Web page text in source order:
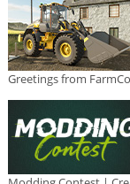
Greetings from